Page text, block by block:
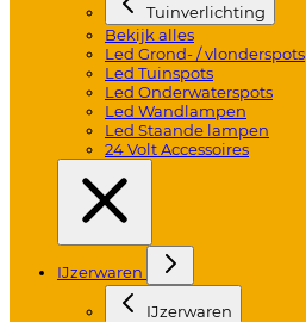
Tuinverlichting
Bekijk alles
Led Grond- / vlonderspots
Led Tuinspots
Led Onderwaterspots
Led Wandlampen
Led Staande lampen
24 Volt Accessoires
IJzerwaren
IJzerwaren